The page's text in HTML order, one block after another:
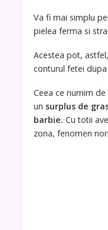
Va fi mai simplu
pielea ferma si
Acestea pot,
conturul fetei
Ceea ce numim de
un surplus de
barbie. Cu totii
zona, fenomen